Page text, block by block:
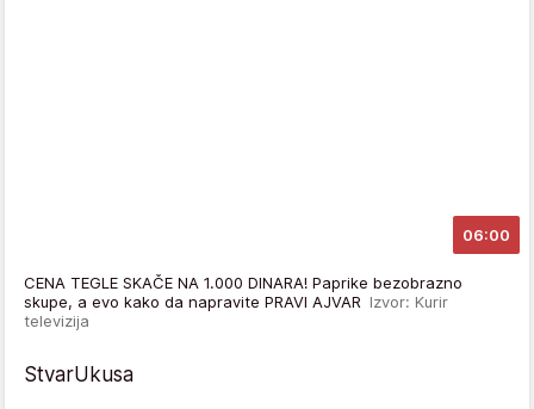
06:00
CENA TEGLE SKAČE NA 1.000 DINARA! Paprike bezobrazno
skupe, a evo kako da napravite PRAVI AJVAR Izvor: Kurir
televizija
StvarUkusa